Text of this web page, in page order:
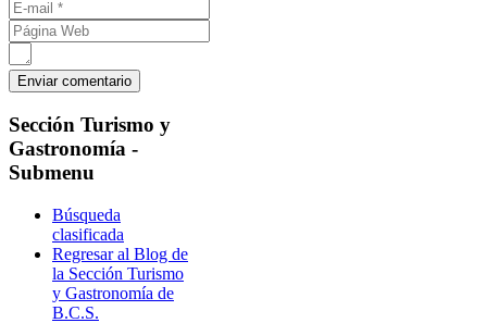
Sección Turismo y
Gastronomía -
Submenu
Búsqueda
clasificada
Regresar al Blog de
la Sección Turismo
y Gastronomía de
B.C.S.